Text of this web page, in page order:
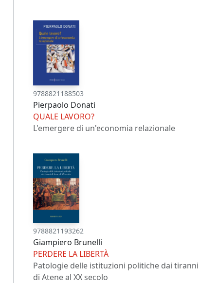
9788821188503
Pierpaolo Donati
QUALE LAVORO?
L'emergere di un'economia relazionale
9788821193262
Giampiero Brunelli
PERDERE LA LIBERTÀ
Patologie delle istituzioni politiche dai tiranni
di Atene al XX secolo